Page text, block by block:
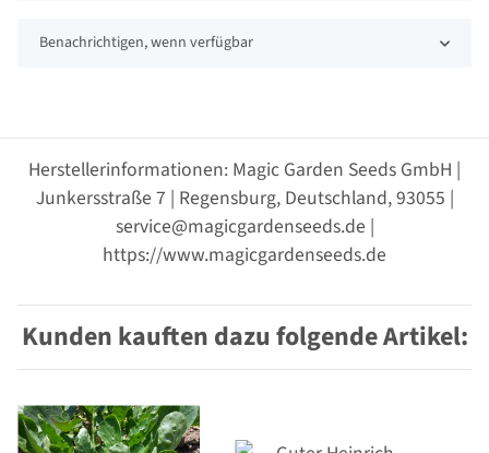
Benachrichtigen, wenn verfügbar
Herstellerinformationen: Magic Garden Seeds GmbH |
Junkersstraße 7 | Regensburg, Deutschland, 93055 |
service@magicgardenseeds.de |
https://www.magicgardenseeds.de
Kunden kauften dazu folgende Artikel: